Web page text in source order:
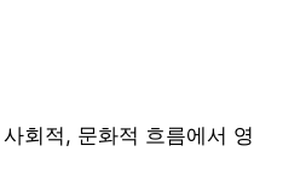
회적, 문화적 흐름에서 영